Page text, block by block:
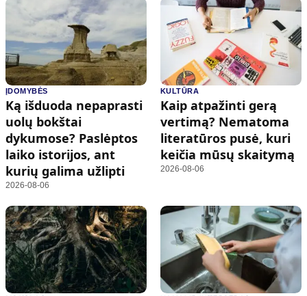
ĮDOMYBĖS
Ką išduoda nepaprasti
uolų bokštai
dykumose? Paslėptos
laiko istorijos, ant
kurių galima užlipti
2026-08-06
KULTŪRA
Kaip atpažinti gerą
vertimą? Nematoma
literatūros pusė, kuri
keičia mūsų skaitymą
2026-08-06